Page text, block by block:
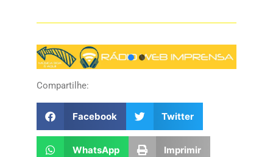
Compartilhe:
Facebook Twitter
WhatsApp Imprimir